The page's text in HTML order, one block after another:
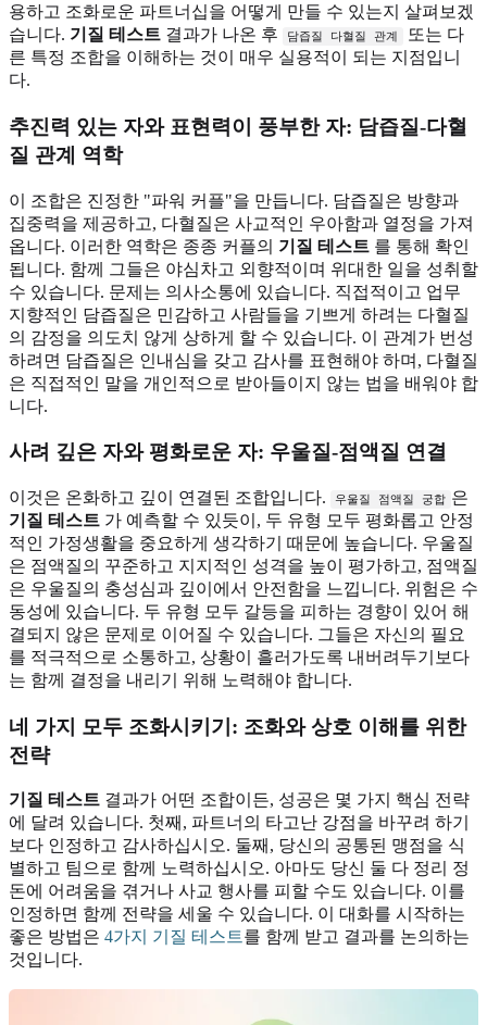
용하고 조화로운 파트너십을 어떻게 만들 수 있는지 살펴보겠
습니다. 기질 테스트 결과가 나온 후 담즙질 다혈질 관계
또는 다
른 특정 조합을 이해하는 것이 매우 실용적이 되는 지점입니
다.
추진력 있는 자와 표현력이 풍부한 자: 담즙질-다혈
질 관계 역학
이 조합은 진정한 "파워 커플"을 만듭니다. 담즙질은 방향과
집중력을 제공하고, 다혈질은 사교적인 우아함과 열정을 가져
옵니다. 이러한 역학은 종종 커플의 기질 테스트 를 통해 확인
됩니다. 함께 그들은 야심차고 외향적이며 위대한 일을 성취할
수 있습니다. 문제는 의사소통에 있습니다. 직접적이고 업무
지향적인 담즙질은 민감하고 사람들을 기쁘게 하려는 다혈질
의 감정을 의도치 않게 상하게 할 수 있습니다. 이 관계가 번성
하려면 담즙질은 인내심을 갖고 감사를 표현해야 하며, 다혈질
은 직접적인 말을 개인적으로 받아들이지 않는 법을 배워야 합
니다.
사려 깊은 자와 평화로운 자: 우울질-점액질 연결
이것은 온화하고 깊이 연결된 조합입니다. 우울질 점액질 궁합 은
기질 테스트 가 예측할 수 있듯이, 두 유형 모두 평화롭고 안정
적인 가정생활을 중요하게 생각하기 때문에 높습니다. 우울질
은 점액질의 꾸준하고 지지적인 성격을 높이 평가하고, 점액질
은 우울질의 충성심과 깊이에서 안전함을 느낍니다. 위험은 수
동성에 있습니다. 두 유형 모두 갈등을 피하는 경향이 있어 해
결되지 않은 문제로 이어질 수 있습니다. 그들은 자신의 필요
를 적극적으로 소통하고, 상황이 흘러가도록 내버려두기보다
는 함께 결정을 내리기 위해 노력해야 합니다.
네 가지 모두 조화시키기: 조화와 상호 이해를 위한
전략
기질 테스트 결과가 어떤 조합이든, 성공은 몇 가지 핵심 전략
에 달려 있습니다. 첫째, 파트너의 타고난 강점을 바꾸려 하기
보다 인정하고 감사하십시오. 둘째, 당신의 공통된 맹점을 식
별하고 팀으로 함께 노력하십시오. 아마도 당신 둘 다 정리 정
돈에 어려움을 겪거나 사교 행사를 피할 수도 있습니다. 이를
인정하면 함께 전략을 세울 수 있습니다. 이 대화를 시작하는
좋은 방법은 4가지 기질 테스트를 함께 받고 결과를 논의하는
것입니다.